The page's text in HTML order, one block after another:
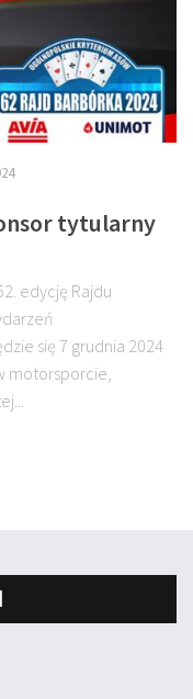
tytularny
edycję Rajdu
się 7 grudnia 2024
motorsporcie,